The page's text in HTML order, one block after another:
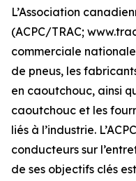
L’Association
(ACPC/TRAC;
commerciale
de pneus, les
en caoutchouc, ainsi
caoutchouc et les
liés à l’industrie.
conducteurs sur
de ses objectifs clés